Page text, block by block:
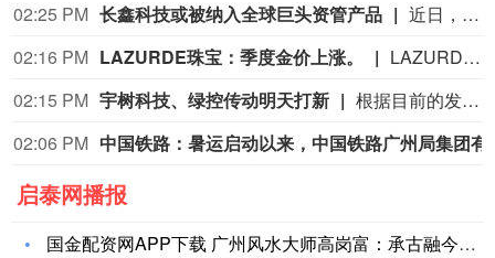
02:25 PM 长鑫科技或被纳入全球巨头资管产品
近日，全球资产管理机构范达高级产品经理John Patrick Lee透露，美国机构投资者开始布局中国半导体，最早或于9月底将长鑫科技纳入范达旗下ETF。 范达成立于1955年，总部位于纽约，是一家由创始家族持有的全球资产管理公司，在纽约、上海、法兰克福、苏黎世、阿姆斯特丹、伦敦、悉尼等地设有办公室，旗下产品涵盖ETF、共同基金（公募基金）和专户等。其在中国拥有私募机构范达私募基金管理（上海）有限公司。 截至2026年6月30日，范达全球管理资产规模约2374亿美元。它管理着全球规模最大的半导体ETF——SMH，截至8月初，该基金总净资产约700亿美元。今年6月，范达(VanEck)在美国推出首只聚焦中国半导体的ETF——SMHC。（中国基金报）
02:16 PM LAZURDE珠宝：季度金价上涨。
LAZURDE珠宝：季度金价上涨。
02:15 PM 宇树科技、绿控传动明天打新
根据目前的发行安排，下周有4只新股申购，科创板2只，创业板、北交所各有1只。日程安排上，周一（8月10日）可申购科创板新股宇树科技、创业板新股绿控传动、北交所新股双英集团，周五（8月14日）可申购科创板新股高凯技术。
02:06 PM
启泰网播报
国金配资网APP下载 广州风水大师高岗富：承古融今的堪舆大家